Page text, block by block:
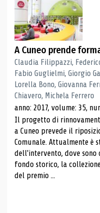
A Cuneo prende
Claudia Filippazzi,
Fabio Guglielmi, Giorgio
Lorella Bono, Giovanna
Chiavero, Michela Ferrero
anno: 2017, volume: 35,
Il progetto di
a Cuneo prevede il
Comunale. Attualmente
dell'intervento, dove
fondo storico, la
del premio ...